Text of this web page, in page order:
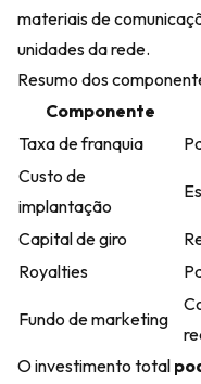
materiais de
unidades da rede.
Resumo dos
Componente
Taxa de franquia
Custo de
implantação
Capital de giro
Royalties
Fundo de marketing
O investimento total